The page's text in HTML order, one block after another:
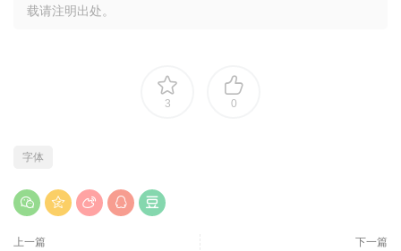
载请注明出处。
3 0
字体
上一篇 下一篇